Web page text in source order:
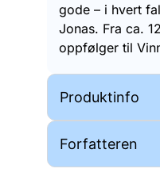
gode – i hvert
Jonas. Fra ca.
oppfølger til
Produktinfo
Forfatteren